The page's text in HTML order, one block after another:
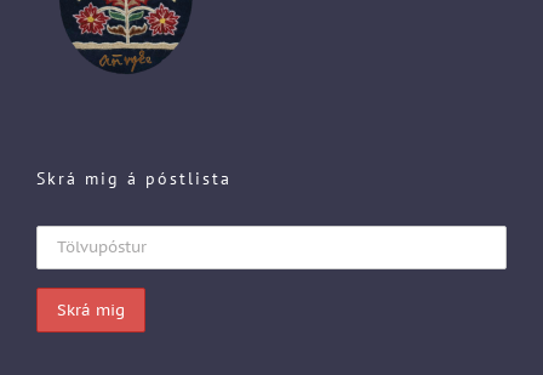
Skrá mig á póstlista